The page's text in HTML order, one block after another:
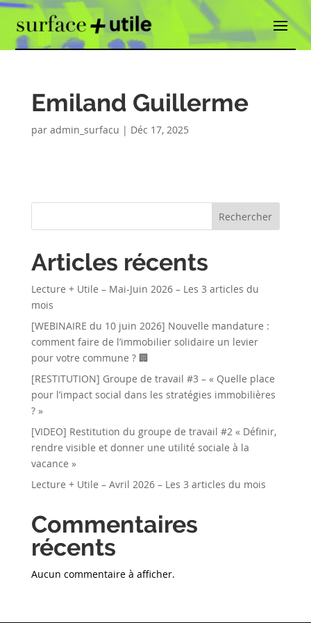
Emiland Guillerme
par admin_surfacu | Déc 17, 2025
Rechercher
Articles récents
Lecture + Utile – Mai-Juin 2026 – Les 3 articles du
mois
[WEBINAIRE du 10 juin 2026] Nouvelle mandature :
comment faire de l’immobilier solidaire un levier
pour votre commune ? 🏢
[RESTITUTION] Groupe de travail #3 – « Quelle place
pour l’impact social dans les stratégies immobilières
? »
[VIDEO] Restitution du groupe de travail #2 « Définir,
rendre visible et donner une utilité sociale à la
vacance »
Lecture + Utile – Avril 2026 – Les 3 articles du mois
Commentaires
récents
Aucun commentaire à afficher.